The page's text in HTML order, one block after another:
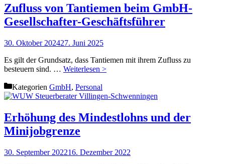
Zufluss von Tantiemen beim GmbH-
Gesellschafter-Geschäftsführer
30. Oktober 202427. Juni 2025
Es gilt der Grundsatz, dass Tantiemen mit ihrem Zufluss zu
besteuern sind. … Weiterlesen >
Kategorien GmbH, Personal
Erhöhung des Mindestlohns und der
Minijobgrenze
30. September 202216. Dezember 2022